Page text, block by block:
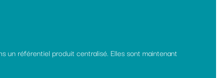
un référentiel produit centralisé. Elles sont maintenant